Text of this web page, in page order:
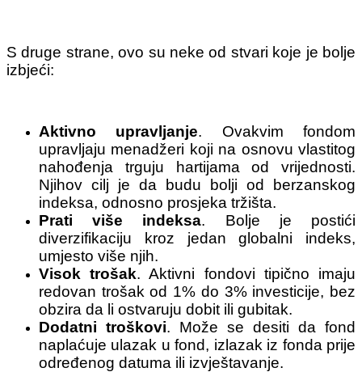
S druge strane, ovo su neke od stvari koje je bolje
izbjeći:
Aktivno upravljanje. Ovakvim fondom
upravljaju menadžeri koji na osnovu vlastitog
nahođenja trguju hartijama od vrijednosti.
Njihov cilj je da budu bolji od berzanskog
indeksa, odnosno prosjeka tržišta.
Prati više indeksa. Bolje je postići
diverzifikaciju kroz jedan globalni indeks,
umjesto više njih.
Visok trošak. Aktivni fondovi tipično imaju
redovan trošak od 1% do 3% investicije, bez
obzira da li ostvaruju dobit ili gubitak.
Dodatni troškovi. Može se desiti da fond
naplaćuje ulazak u fond, izlazak iz fonda prije
određenog datuma ili izvještavanje.